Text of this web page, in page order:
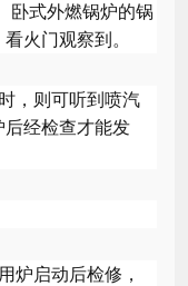
卧式外燃锅炉的锅
火门观察到。
，则可听到喷汽
经检查才能发
炉启动后检修，